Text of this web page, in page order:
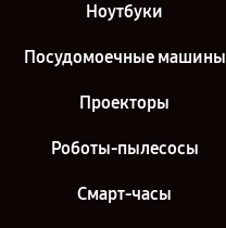
Ноутбуки
Посудомоечные машины
Проекторы
Роботы-пылесосы
Смарт-часы